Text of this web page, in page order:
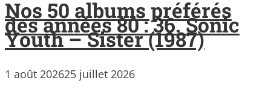
Nos 50 albums préférés
des années 80 : 36. Sonic
Youth – Sister (1987)
1 août 202625 juillet 2026